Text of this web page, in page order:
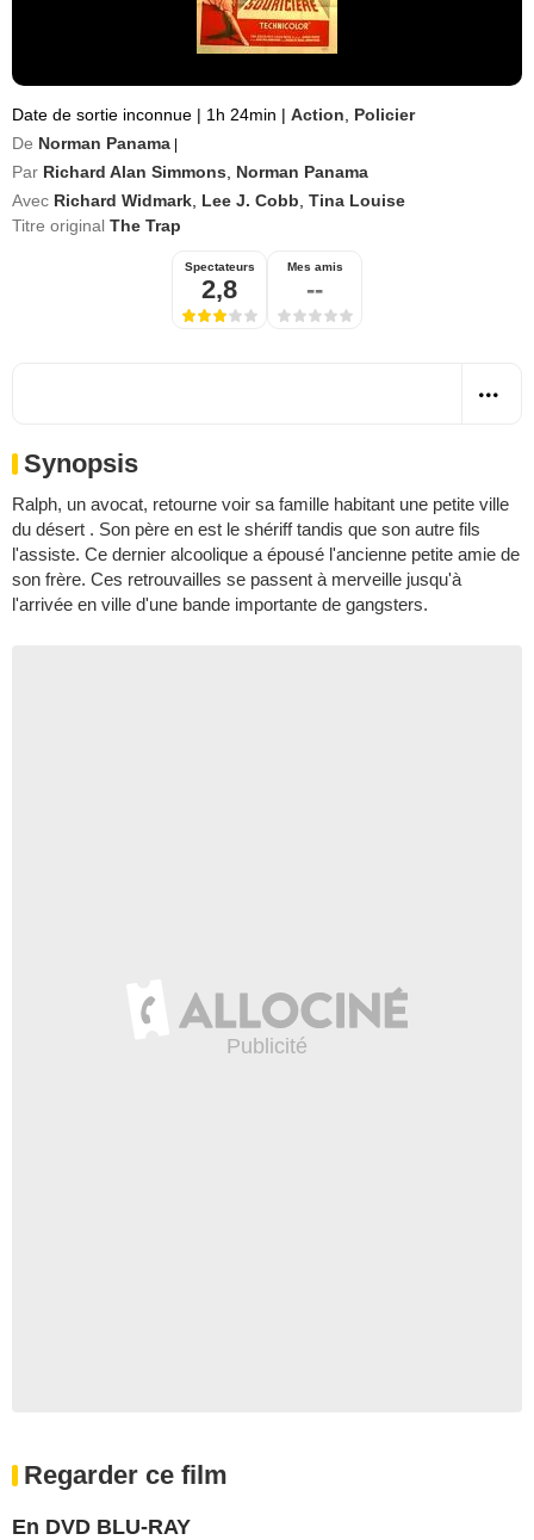
Date de sortie inconnue | 1h 24min | Action
Policier
De Norman Panama
Par Richard Alan Simmons
Norman Panama
Avec Richard Widmark Lee J. Cobb Tina Louise
Titre original The Trap
Spectateurs
2,8
Mes amis
--
Synopsis
Ralph, un avocat, retourne voir sa famille habitant une petite ville
du désert . Son père en est le shériff tandis que son autre fils
l'assiste. Ce dernier alcoolique a épousé l'ancienne petite amie de
son frère. Ces retrouvailles se passent à merveille jusqu'à
l'arrivée en ville d'une bande importante de gangsters.
Regarder ce film
En DVD BLU-RAY